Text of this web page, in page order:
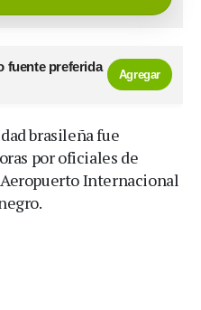
fuente preferida
Agregar
brasileña fue
por oficiales de
Internacional